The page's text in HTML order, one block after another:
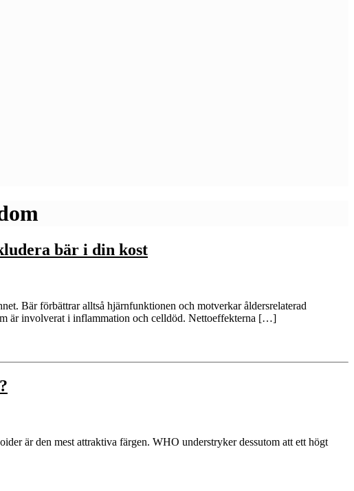
bär i din kost
Bär förbättrar alltså hjärnfunktionen och motverkar åldersrelaterad
är involverat i inflammation och celldöd. Nettoeffekterna […]
är den mest attraktiva färgen. WHO understryker dessutom att ett högt